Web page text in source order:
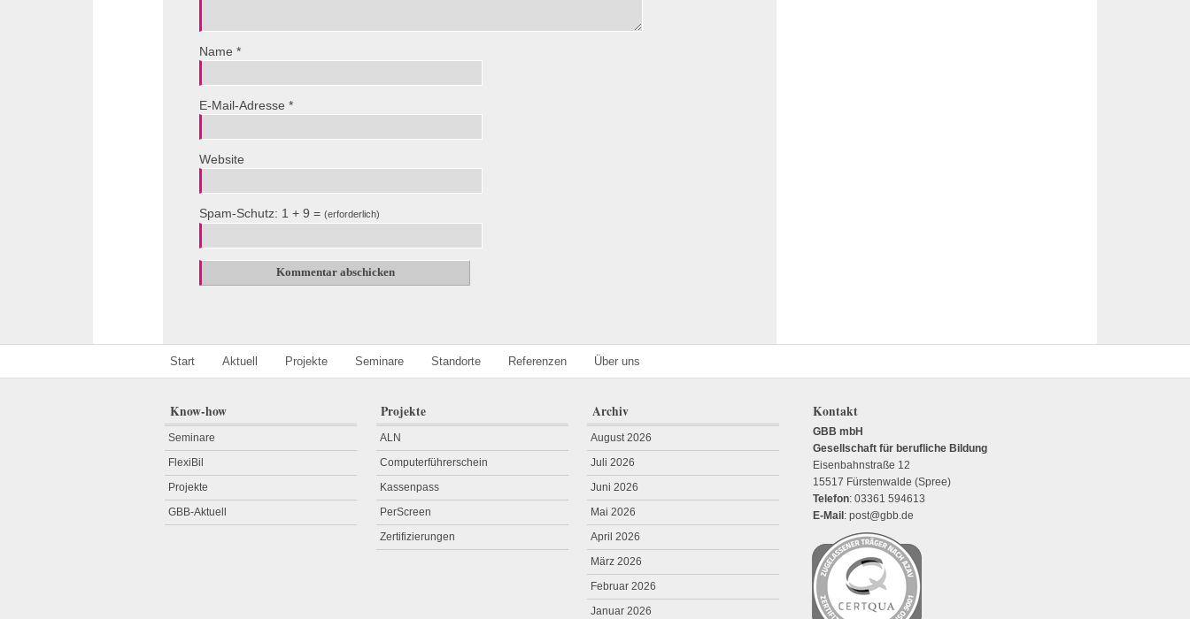
Name*
E-Mail-Adresse*
Website
Spam-Schutz: 1 + 9 = (erforderlich)
Start Aktuell Projekte Seminare Standorte Referenzen Über uns
Know-how
Seminare
FlexiBil
Projekte
GBB-Aktuell
Projekte
ALN
Computerführerschein
Kassenpass
PerScreen
Zertifizierungen
Archiv
August 2026
Juli 2026
Juni 2026
Mai 2026
April 2026
März 2026
Februar 2026
Januar 2026
Kontakt
GBB mbH
Gesellschaft für berufliche Bildung
Eisenbahnstraße 12
15517 Fürstenwalde (Spree)
Telefon: 03361 594613
E-Mail : post@gbb.de